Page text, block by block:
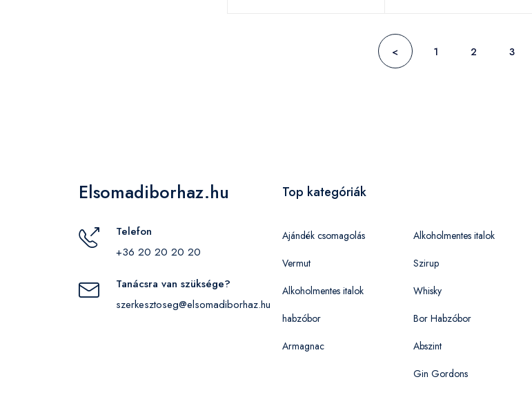
< 1 2 3
Elsomadiborhaz.hu
Telefon
+36 20 20 20 20
Tanácsra van szüksége?
szerkesztoseg@elsomadiborhaz.hu
Top kategóriák
Ajándék csomagolás
Vermut
Alkoholmentes italok
habzóbor
Armagnac
Alkoholmentes italok
Szirup
Whisky
Bor Habzóbor
Abszint
Gin Gordons